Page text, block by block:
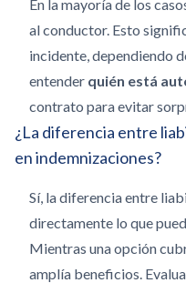
En la mayoría de los
al conductor. Esto
incidente, dependiendo
entender quién está
contrato para evitar
¿La diferencia entre
en indemnizaciones?
Sí, la diferencia entre
directamente lo que
Mientras una opción
amplía beneficios.